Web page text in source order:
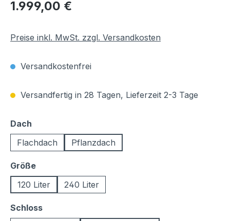
Regulärer Preis:
1.999,00 €
Preise inkl. MwSt. zzgl. Versandkosten
Versandkostenfrei
Versandfertig in 28 Tagen, Lieferzeit 2-3 Tage
Dach
Flachdach
Pflanzdach
Größeauswählen
120 Liter
240 Liter
Schlossauswählen